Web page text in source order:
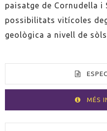
paisatge de Cornudella i
possibilitats vitícoles
geològica a nivell de
MÉS